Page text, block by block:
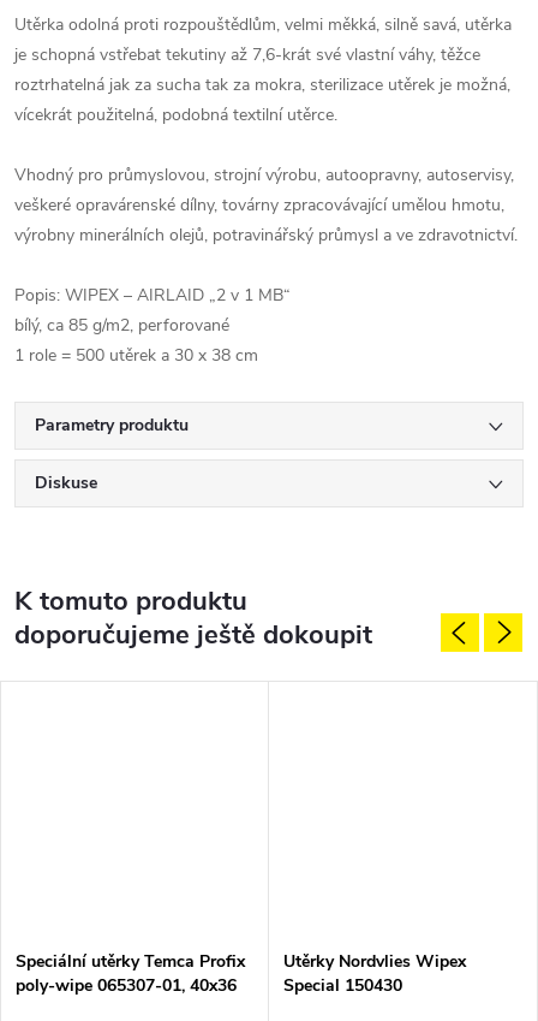
Utěrka odolná proti rozpouštědlům, velmi měkká, silně savá, utěrka
je schopná vstřebat tekutiny až 7,6-krát své vlastní váhy, těžce
roztrhatelná jak za sucha tak za mokra, sterilizace utěrek je možná,
vícekrát použitelná, podobná textilní utěrce.
Vhodný pro průmyslovou, strojní výrobu, autoopravny, autoservisy,
veškeré opravárenské dílny, továrny zpracovávající umělou hmotu,
výrobny minerálních olejů, potravinářský průmysl a ve zdravotnictví.
Popis: WIPEX – AIRLAID „2 v 1 MB“
bílý, ca 85 g/m2, perforované
1 role = 500 utěrek a 30 x 38 cm
Parametry produktu
Diskuse
K tomuto produktu
doporučujeme ještě dokoupit
Speciální utěrky Temca Profix
poly-wipe 065307-01, 40x36
Utěrky Nordvlies Wipex
Special 150430